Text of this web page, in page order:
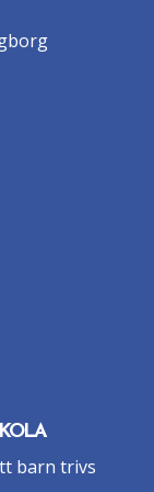
barn trivs